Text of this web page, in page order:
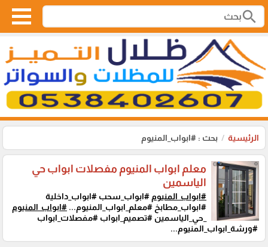
search
الرئيسية بحث : #ابواب_المنيوم
معلم ابواب المنيوم مفصلات ابواب حي
الياسمين
#ابواب_المنيوم #ابواب_سحب #ابواب_داخلية
#ابواب_مطابخ #معلم_ابواب_المنيوم... #ابواب_المنيوم
_حي_الياسمين #تصميم_ابواب #مفصلات_ابواب
#ورشة_ابواب_المنيوم...